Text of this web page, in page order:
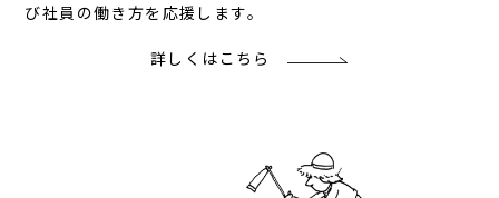
び社員の働き方を応援します。
詳しくはこちら